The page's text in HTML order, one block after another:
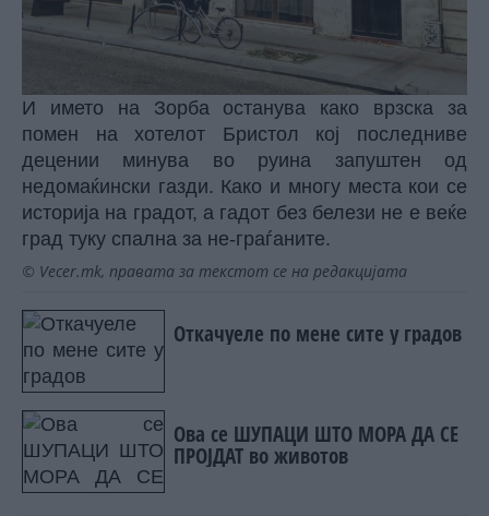
И името на Зорба останува како врзска за
помен на хотелот Бристол кој последниве
децении минува во руина запуштен од
недомаќински газди. Како и многу места кои се
историја на градот, а гадот без белези не е веќе
град туку спална за не-граѓаните.
© Vecer.mk, правата за текстот се на редакцијата
Откачуеле по мене сите у градов
Ова се ШУПАЦИ ШТО МОРА ДА СЕ
ПРОЈДАТ во животов